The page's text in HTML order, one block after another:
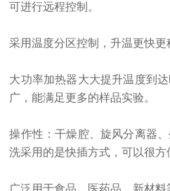
可进行远程控制。
采用温度分区控制，升温更快更
大功率加热器大大提升温度到
广，能满足更多的样品实验。
操作性：干燥腔、旋风分离器
洗采用的是快插方式，可以很方
广泛用于食品、医药品、新材料